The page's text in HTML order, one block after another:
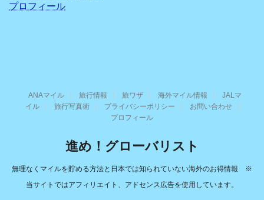
プロフィール
ANAマイル 旅行情報 旅ワザ 海外マイル情報
JALマ
イル
旅行写真術 プライバシーポリシー
お問い合わせ
プロフィール
進め！グローバリスト
無理なくマイルを貯める方法と日本では知られていない海外のお得情報 ※
当サイトではアフィリエイト、アドセンス広告を使用しています。